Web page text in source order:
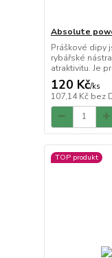
Absolute
Práškové dipy
rybářské
atraktivitu. Je
120 Kč/ks
107,14 Kč bez
TOP produkt